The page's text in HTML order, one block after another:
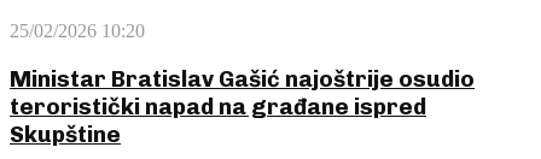
25/02/2026 10:20
Ministar Bratislav Gašić najoštrije osudio
teroristički napad na građane ispred
Skupštine